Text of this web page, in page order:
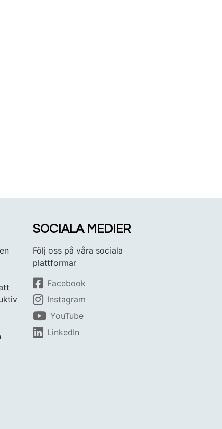
SOCIALA MEDIER
Följ oss på våra sociala
plattformar
Facebook
Instagram
YouTube
LinkedIn